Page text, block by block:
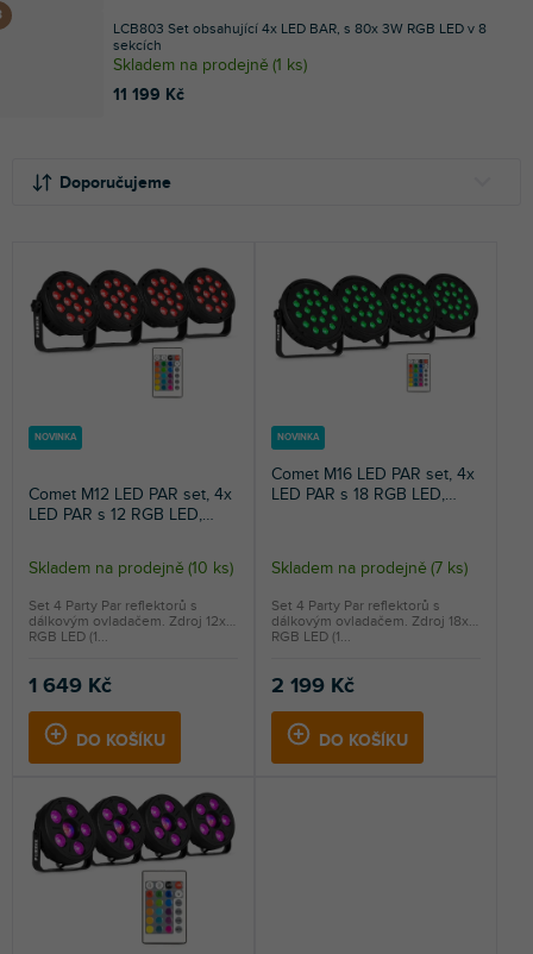
LCB803 Set obsahující 4x LED BAR, s 80x 3W RGB LED v 8
sekcích
Skladem na prodejně (1 ks)
11 199 Kč
Doporučujeme
NEJDRAŽŠÍ
NEJPRODÁVANĚJŠÍ
NOVINKA
Comet M12 LED PAR set, 4x
LED PAR s 12 RGB LED,
Průměrné
hodnocení
produktu
5,0
hvězdiček.
Skladem na prodejně (10 ks)
1 649 Kč
DO KOŠÍKU
Set 4 Party Par reflektorů s
dálkovým ovladačem. Zdroj 12x
RGB LED (1...
NOVINKA
Comet M16 LED PAR set, 4x
LED PAR s 18 RGB LED,
Skladem na prodejně (7 ks)
2 199 Kč
DO KOŠÍKU
Set 4 Party Par reflektorů s
dálkovým ovladačem. Zdroj 18x
RGB LED (1...